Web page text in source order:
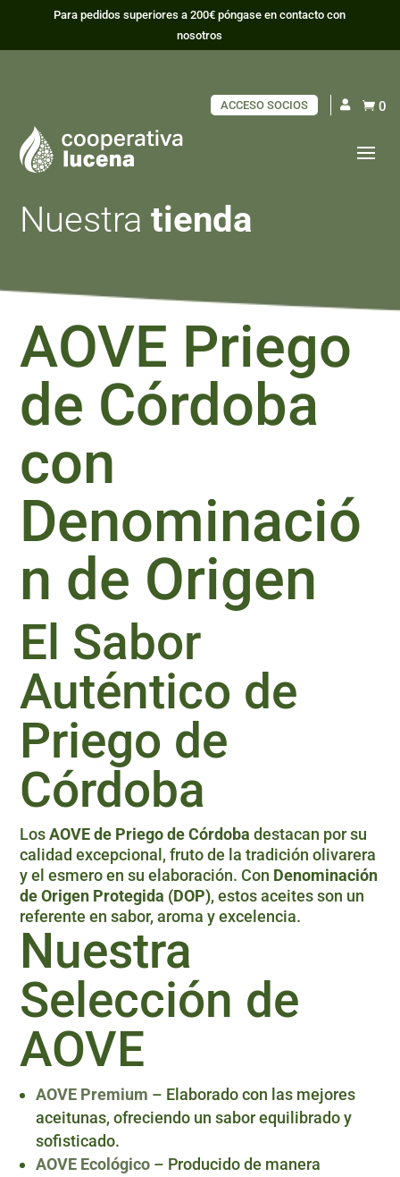
Para pedidos superiores a 200€ póngase en contacto con
nosotros
 0
ACCESO SOCIOS
Nuestratienda
AOVE Priego
de Córdoba
con
Denominació
n de Origen
El Sabor
Auténtico de
Priego de
Córdoba
LosAOVE de Priego de Córdoba destacan por su
calidad excepcional, fruto de la tradición olivarera
y el esmero en su elaboración. Con Denominación
de Origen Protegida (DOP), estos aceites son un
referente en sabor, aroma y excelencia.
Nuestra
Selección de
AOVE
AOVE Premium – Elaborado con las mejores
aceitunas, ofreciendo un sabor equilibrado y
sofisticado.
AOVE Ecológico – Producido de manera